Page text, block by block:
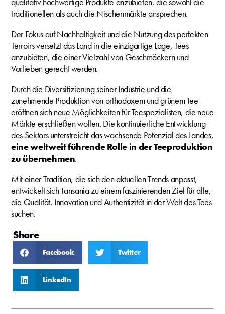
traditionellen als auch die Nischenmärkte ansprechen.
Der Fokus auf Nachhaltigkeit und die Nutzung des perfekten
Terroirs versetzt das Land in die einzigartige Lage, Tees
anzubieten, die einer Vielzahl von Geschmäckern und
Vorlieben gerecht werden.
Durch die Diversifizierung seiner Industrie und die
zunehmende Produktion von orthodoxem und grünem Tee
eröffnen sich neue Möglichkeiten für Teespezialisten, die neue
Märkte erschließen wollen. Die kontinuierliche Entwicklung
des Sektors unterstreicht das wachsende Potenzial des Landes,
eine weltweit führende Rolle in der Teeproduktion
zu übernehmen.
Mit einer Tradition, die sich den aktuellen Trends anpasst,
entwickelt sich Tansania zu einem faszinierenden Ziel für alle,
die Qualität, Innovation und Authentizität in der Welt des Tees
suchen.
Share
Facebook Twitter
LinkedIn